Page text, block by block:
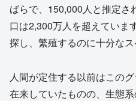
ばらで、150,000人と推定さ
口は2,300万人を超えていま
探し、繁殖するのに十分なス
人間が定住する以前はこの
在来していたものの、生態